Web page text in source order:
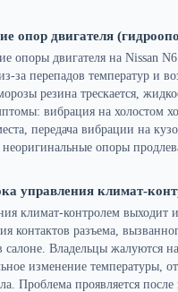
опор двигателя
опоры двигателя на Nissan N6
за перепадов температур и
резина трескается,
вибрация на холостом
передача вибрации на
опоры
управления климат-
климат-контролем выходит
контактов разъема,
салоне. Владельцы жалуются на
изменение температуры,
Проблема проявляется